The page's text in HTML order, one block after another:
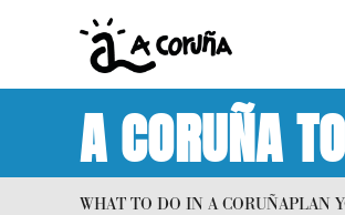
A CORUÑA
WHAT TO DO IN A CORUÑAPLAN